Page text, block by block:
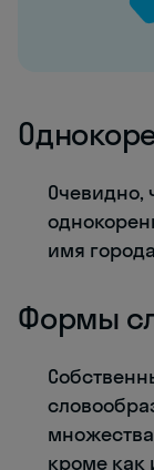
Очевидно,
имя
Формы
кроме как